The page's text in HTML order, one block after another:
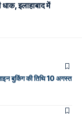
इलाहाबाद में
बुकिंग की तिथि 10 अगस्त